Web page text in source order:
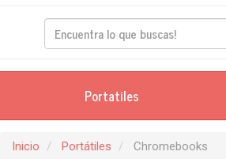
Portatiles
Inicio Portátiles Chromebooks